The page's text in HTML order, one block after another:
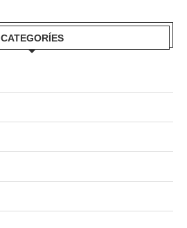
CATEGORÍES